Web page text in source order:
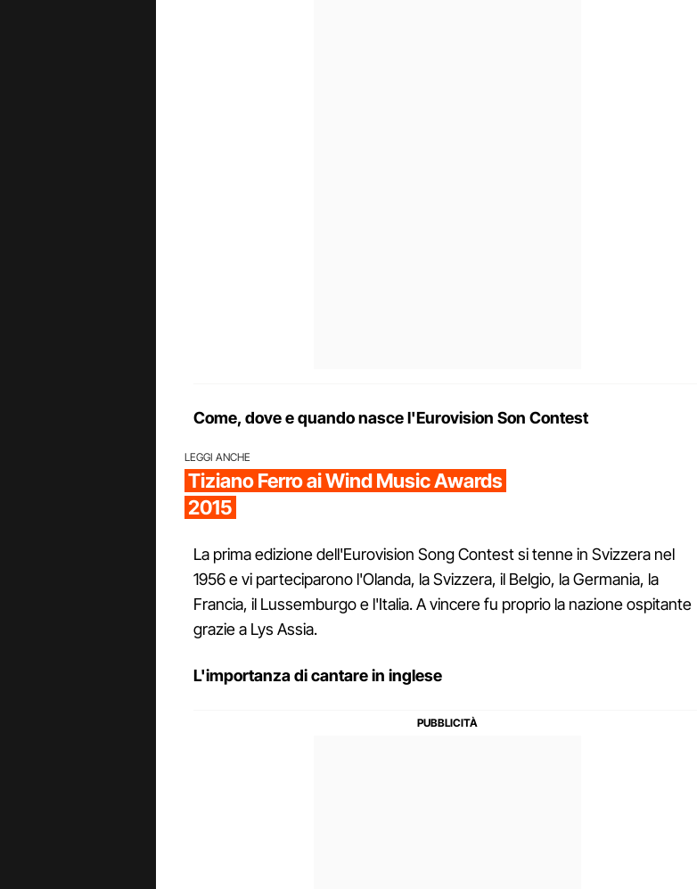
Come, dove e quando nasce l'Eurovision Son Contest
LEGGI ANCHE
Tiziano Ferro ai Wind Music Awards
2015
La prima edizione dell'Eurovision Song Contest si tenne in Svizzera nel
1956 e vi parteciparono l'Olanda, la Svizzera, il Belgio, la Germania, la
Francia, il Lussemburgo e l'Italia. A vincere fu proprio la nazione ospitante
grazie a Lys Assia.
L'importanza di cantare in inglese